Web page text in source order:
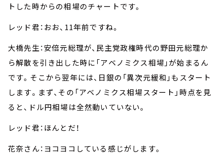
トした時からの相場のチャートです。
レッド君：おお、11年前ですね。
大橋先生：安倍元総理が、民主党政権時代の野田元総理か
ら解散を引き出した時に「アベノミクス相場」が始まるん
です。そこから翌年には、日銀の「異次元緩和」もスタート
します。まず、その「アベノミクス相場スタート」時点を見
ると、ドル円相場は全然動いていない。
レッド君：ほんとだ！
花奈さん：ヨコヨコしている感じがします。